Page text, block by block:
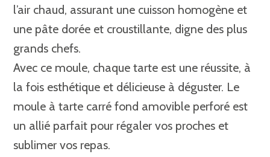
l’air chaud, assurant une cuisson homogène et
une pâte dorée et croustillante, digne des plus
grands chefs.
Avec ce moule, chaque tarte est une réussite, à
la fois esthétique et délicieuse à déguster. Le
moule à tarte carré fond amovible perforé est
un allié parfait pour régaler vos proches et
sublimer vos repas.